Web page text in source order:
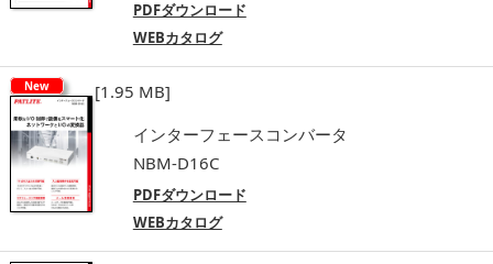
PDFダウンロード
WEBカタログ
New
[1.95 MB]
インターフェースコンバータ
NBM-D16C
PDFダウンロード
WEBカタログ